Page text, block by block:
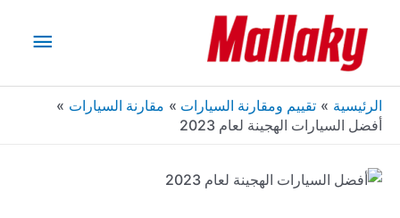
المحتوى
الرئيسية تقييم ومقارنة السيارات
مقارنة السيارات
أفضل السيارات الهجينة لعام 2023